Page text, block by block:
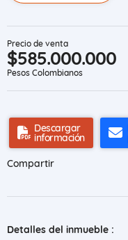
Precio de venta
$585.000.000
Pesos Colombianos
Descargar
información
Compartir
Detalles del inmueble :